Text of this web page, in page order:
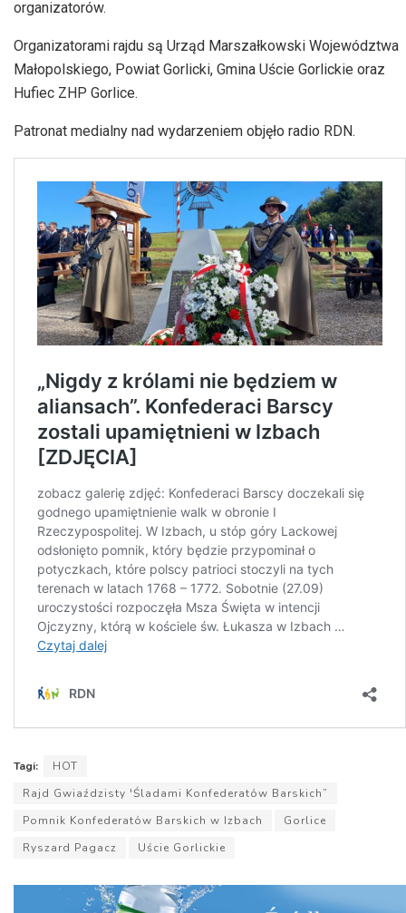
organizatorów.
Organizatorami rajdu są Urząd Marszałkowski Województwa
Małopolskiego, Powiat Gorlicki, Gmina Uście Gorlickie oraz
Hufiec ZHP Gorlice.
Patronat medialny nad wydarzeniem objęło radio RDN.
Tagi:
HOT
Rajd Gwiaździsty 'Śladami Konfederatów Barskich”
Pomnik Konfederatów Barskich w Izbach
Gorlice
Ryszard Pagacz
Uście Gorlickie